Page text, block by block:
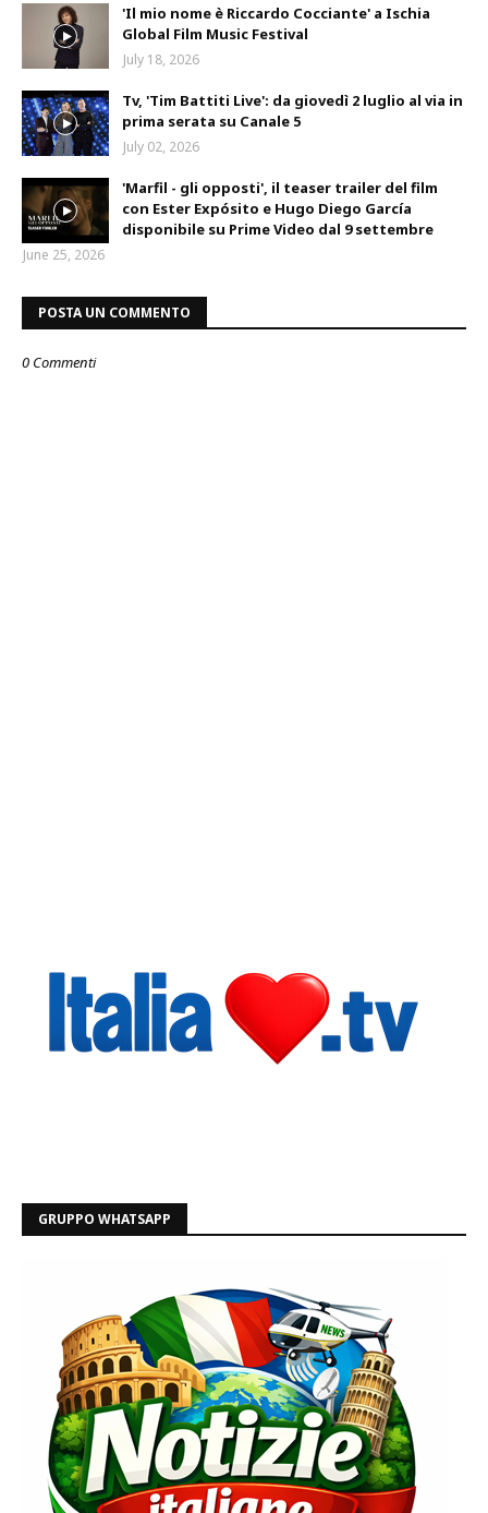
'Il mio nome è Riccardo Cocciante' a Ischia
Global Film Music Festival
July 18, 2026
Tv, 'Tim Battiti Live': da giovedì 2 luglio al via in
prima serata su Canale 5
July 02, 2026
'Marfil - gli opposti', il teaser trailer del film
con Ester Expósito e Hugo Diego García
disponibile su Prime Video dal 9 settembre
June 25, 2026
POSTA UN COMMENTO
0 Commenti
GRUPPO WHATSAPP